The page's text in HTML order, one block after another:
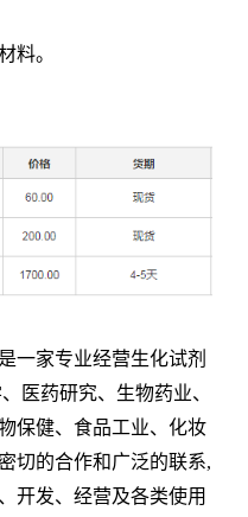
料。
一家专业经营生化试剂
医药研究、生物药业、
保健、食品工业、化妆
切的合作和广泛的联系,
开发、经营及各类使用